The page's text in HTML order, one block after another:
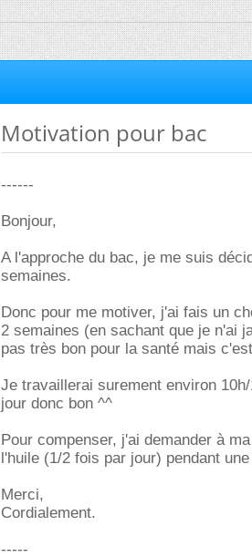
Motivation pour bac
------
Bonjour,
A l'approche du bac, je me suis
semaines.
Donc pour me motiver, j'ai fais un
2 semaines (en sachant que je n'ai
pas très bon pour la santé mais
Je travaillerai surement environ
jour donc bon ^^
Pour compenser, j'ai demander à
l'huile (1/2 fois par jour) pendant
Merci,
Cordialement.
-----